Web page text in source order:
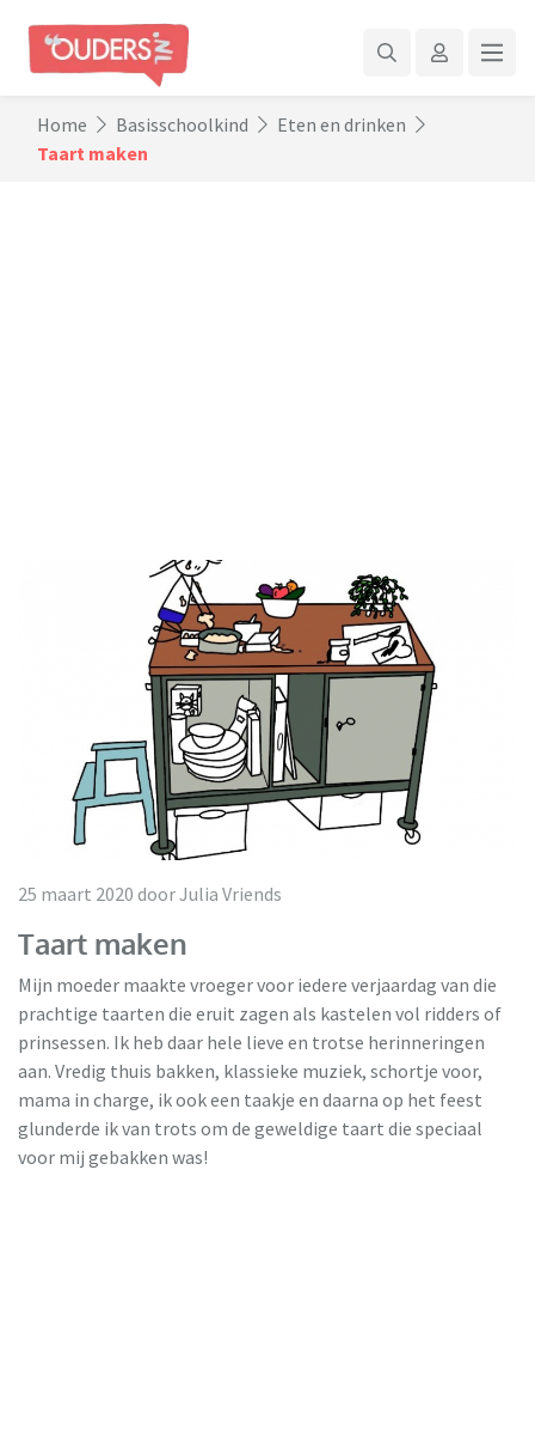
Home Basisschoolkind
Eten en drinken
Taart maken
25 maart 2020 door Julia Vriends
Taart maken
Mijn moeder maakte vroeger voor iedere verjaardag van die
prachtige taarten die eruit zagen als kastelen vol ridders of
prinsessen. Ik heb daar hele lieve en trotse herinneringen
aan. Vredig thuis bakken, klassieke muziek, schortje voor,
mama in charge, ik ook een taakje en daarna op het feest
glunderde ik van trots om de geweldige taart die speciaal
voor mij gebakken was!